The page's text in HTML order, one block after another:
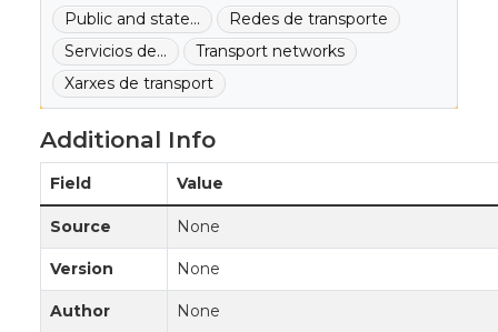
Public and state...
Redes de transporte
Servicios de...
Transport networks
Xarxes de transport
Additional Info
Field Value
Source None
Version None
Author None